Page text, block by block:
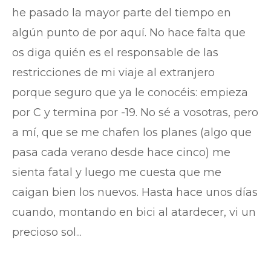
he pasado la mayor parte del tiempo en
algún punto de por aquí. No hace falta que
os diga quién es el responsable de las
restricciones de mi viaje al extranjero
porque seguro que ya le conocéis: empieza
por C y termina por -19. No sé a vosotras, pero
a mí, que se me chafen los planes (algo que
pasa cada verano desde hace cinco) me
sienta fatal y luego me cuesta que me
caigan bien los nuevos. Hasta hace unos días
cuando, montando en bici al atardecer, vi un
precioso sol...